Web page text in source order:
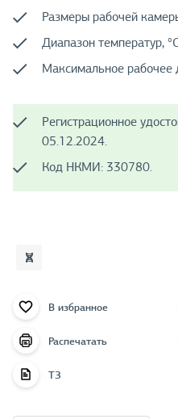
Размеры рабочей
Диапазон температур,
Максимальное
Регистрационное
05.12.2024.
Код НКМИ: 330780.
В избранное
Распечатать
ТЗ